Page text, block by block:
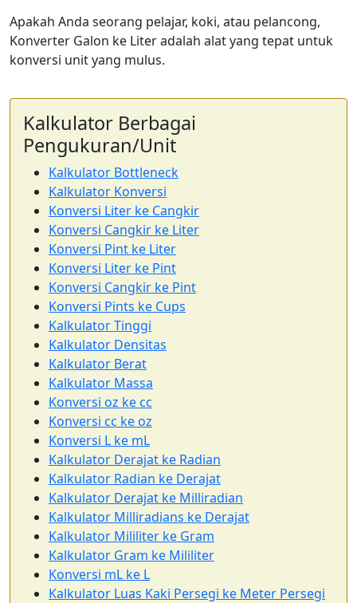
Apakah Anda seorang pelajar, koki, atau pelancong,
Konverter Galon ke Liter adalah alat yang tepat untuk
konversi unit yang mulus.
Kalkulator Berbagai
Pengukuran/Unit
Kalkulator Bottleneck
Kalkulator Konversi
Konversi Liter ke Cangkir
Konversi Cangkir ke Liter
Konversi Pint ke Liter
Konversi Liter ke Pint
Konversi Cangkir ke Pint
Konversi Pints ke Cups
Kalkulator Tinggi
Kalkulator Densitas
Kalkulator Berat
Kalkulator Massa
Konversi oz ke cc
Konversi cc ke oz
Konversi L ke mL
Kalkulator Derajat ke Radian
Kalkulator Radian ke Derajat
Kalkulator Derajat ke Milliradian
Kalkulator Milliradians ke Derajat
Kalkulator Mililiter ke Gram
Kalkulator Gram ke Mililiter
Konversi mL ke L
Kalkulator Luas Kaki Persegi ke Meter Persegi